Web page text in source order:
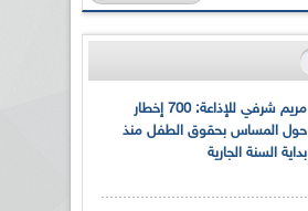
مريم شرفي للإذاعة: 700 إخطار
حول المساس بحقوق الطفل منذ
بداية السنة الجارية